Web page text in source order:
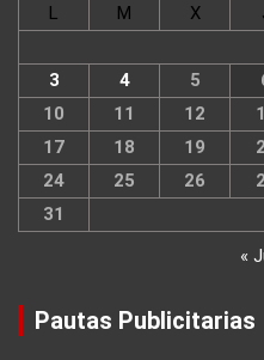
L M X
3
4 5
10
11 12
17
18 19
24
25 26
31
«
Pautas Publicitarias